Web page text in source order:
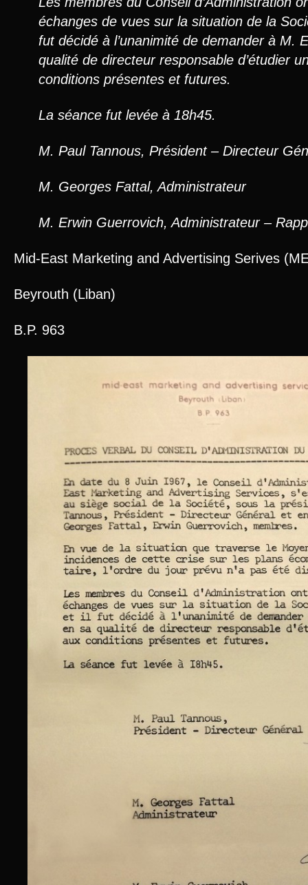
échanges de vues sur la situation de la
fut décidé à l’unanimité de demander à M.
qualité de directeur responsable d’étudier
conditions présentes et futures.
La séance fut levée à 18h45.
M. Paul Tannous, Président – Directeur
M. Georges Fattal, Administrateur
M. Erwin Guerrovich, Administrateur –
Mid-East Marketing and Advertising Serives
Beyrouth (Liban)
B.P. 963